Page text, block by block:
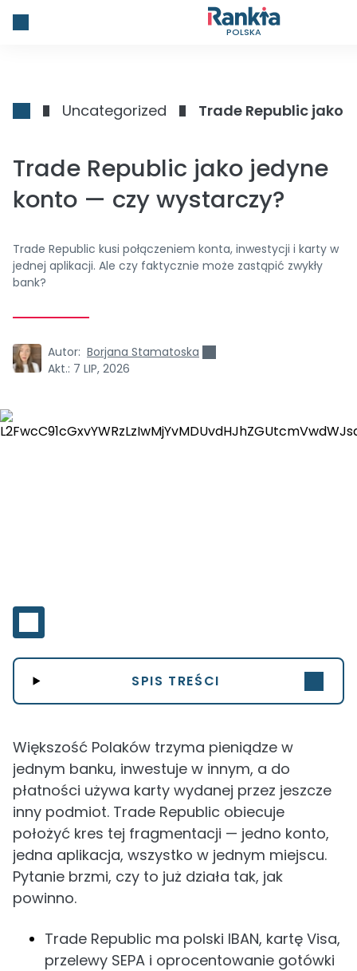
POLSKA
Uncategorized Trade Republic jako
Trade Republic jako jedyne
konto — czy wystarczy?
Trade Republic kusi połączeniem konta, inwestycji i karty w
jednej aplikacji. Ale czy faktycznie może zastąpić zwykły
bank?
Autor: Borjana Stamatoska
Akt.: 7 LIP, 2026
SPIS TREŚCI
Większość Polaków trzyma pieniądze w
jednym banku, inwestuje w innym, a do
płatności używa karty wydanej przez jeszcze
inny podmiot. Trade Republic obiecuje
położyć kres tej fragmentacji — jedno konto,
jedna aplikacja, wszystko w jednym miejscu.
Pytanie brzmi, czy to już działa tak, jak
powinno.
Trade Republic ma polski IBAN, kartę Visa,
przelewy SEPA i oprocentowanie gotówki